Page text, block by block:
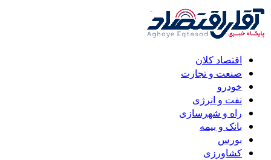
اقتصاد کلان
صنعت و تجارت
خودرو
نفت و انرژی
راه و شهرسازی
بانک و بیمه
بورس
کشاورزی